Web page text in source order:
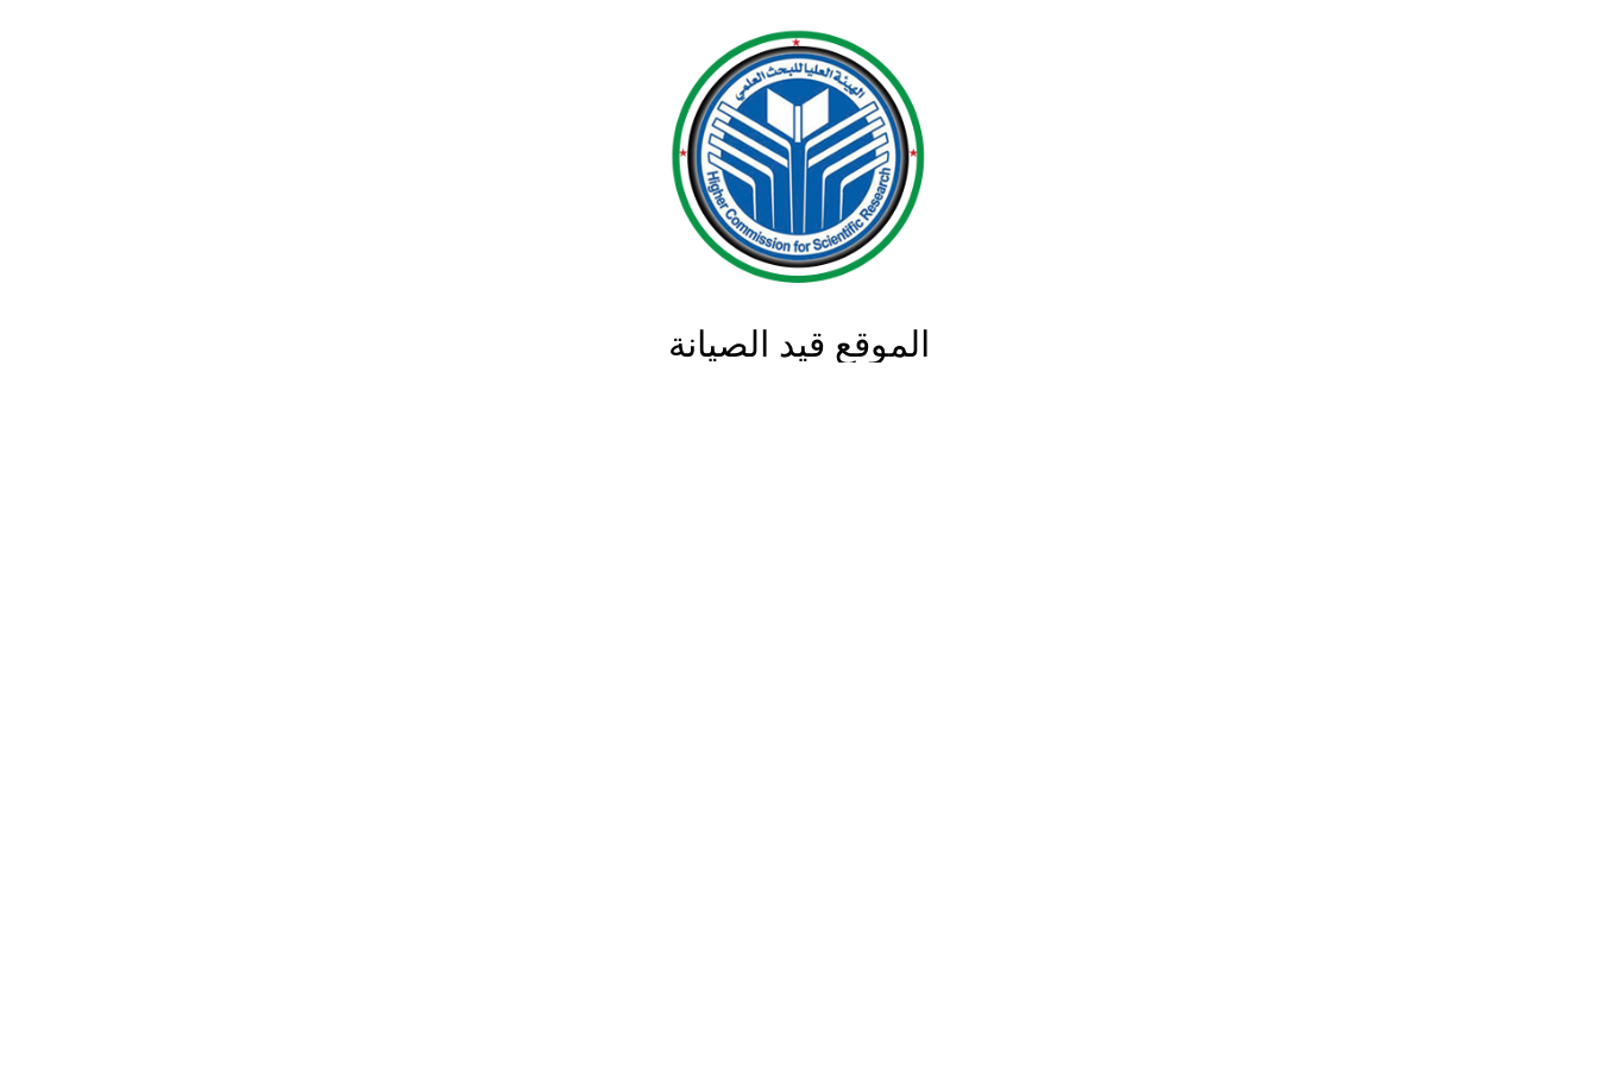
الموقع قيد الصيانة